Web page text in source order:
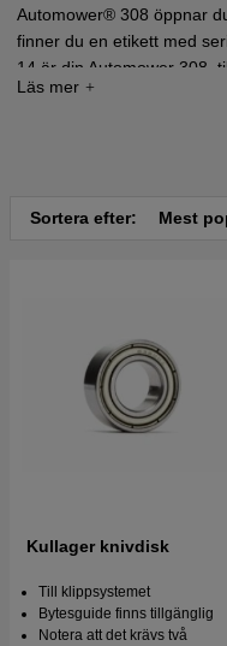
Automower® 308 öppnar
finner du en etikett med
14 är din Automower 308,
Sortera efter: Mest
Kullager knivdisk
Till klippsystemet
Bytesguide finns tillgänglig
Notera att det krävs två